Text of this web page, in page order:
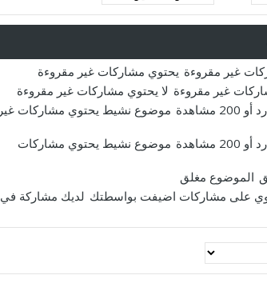
يحتوي مشاركات غير مقروءة
لا يحتوي مشاركات غير مقروءة
موضوع نشيط يحتوي مشاركات غير
موضوع نشيط يحتوي مشاركات
الموضوع مغلق
لديك مشاركة في